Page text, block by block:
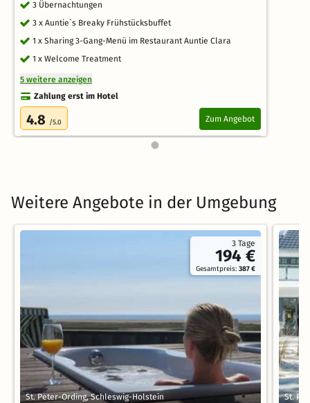
3 Übernachtungen
3 x Auntie`s Breaky Frühstücksbuffet
1 x Sharing 3-Gang-Menü im Restaurant Auntie Clara
1 x Welcome Treatment
5 weitere anzeigen
Zahlung erst im Hotel
4.8 /5.0 Zum Angebot
Weitere Angebote in der Umgebung
3 Tage
194 €
Gesamtpreis:387 €
St. Peter-Ording, Schleswig-Holstein St.